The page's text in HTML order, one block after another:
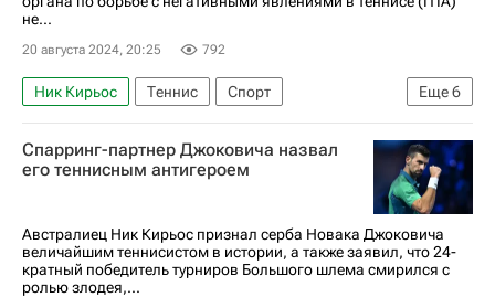
не...
20 августа 2024, 20:25 792
Еще6
Ник Кирьос Теннис
Спорт
Индиан-Уэллс
Янник Синнер
Денис Шаповалов
Италия
Австралия
Спарринг-партнер Джоковича назвал
его теннисным антигероем
Австралиец Ник Кирьос признал серба Новака Джоковича
величайшим теннисистом в истории, а также заявил, что 24-
кратный победитель турниров Большого шлема смирился с
ролью злодея,...